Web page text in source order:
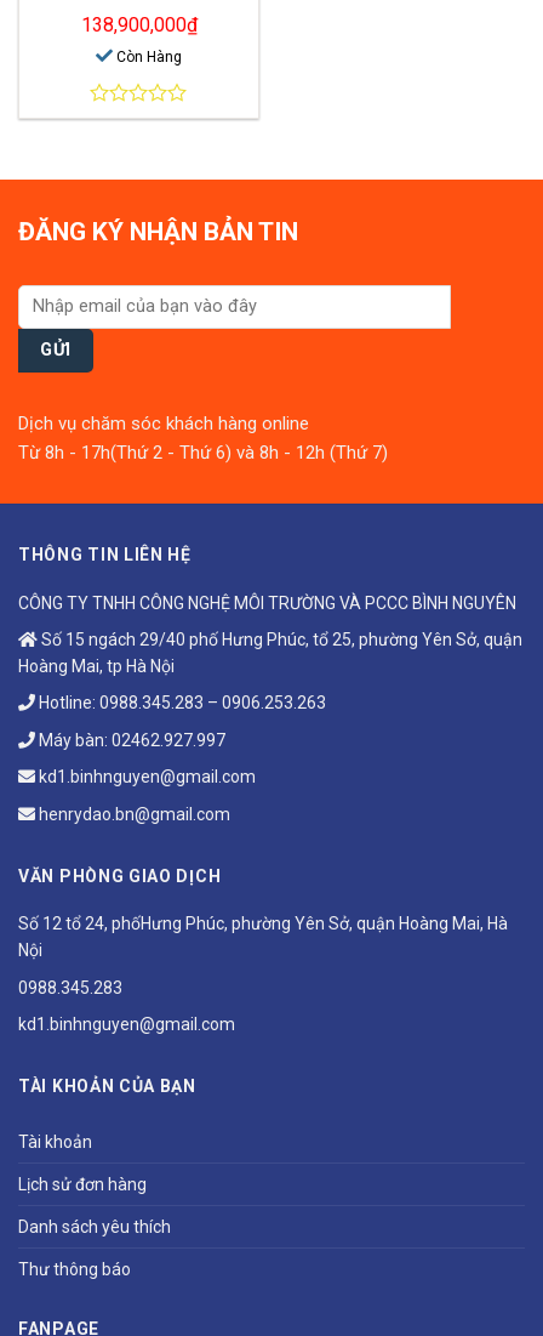
138,900,000₫
Còn Hàng
0
5
ĐĂNG KÝ NHẬN BẢN TIN
Dịch vụ chăm sóc khách hàng online
Từ 8h - 17h(Thứ 2 - Thứ 6) và 8h - 12h (Thứ 7)
THÔNG TIN LIÊN HỆ
CÔNG TY TNHH CÔNG NGHỆ MÔI TRƯỜNG VÀ PCCC BÌNH NGUYÊN
Số 15 ngách 29/40 phố Hưng Phúc, tổ 25, phường Yên Sở, quận
Hoàng Mai, tp Hà Nội
Hotline: 0988.345.283 – 0906.253.263
Máy bàn: 02462.927.997
kd1.binhnguyen@gmail.com
henrydao.bn@gmail.com
VĂN PHÒNG GIAO DỊCH
Số 12 tổ 24, phốHưng Phúc, phường Yên Sở, quận Hoàng Mai, Hà
Nội
0988.345.283
kd1.binhnguyen@gmail.com
TÀI KHOẢN CỦA BẠN
Tài khoản
Lịch sử đơn hàng
Danh sách yêu thích
Thư thông báo
FANPAGE